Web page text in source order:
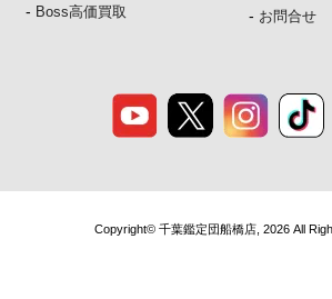
ご本人の照会
ただきます。
し、その改善に努めます。
- Boss高価買取 - お問合せ
Copyright© 千葉鑑定団船橋店, 2026 All